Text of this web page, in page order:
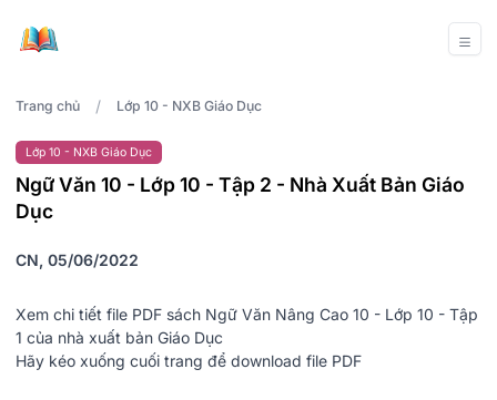
Trang chủ / Lớp 10 - NXB Giáo Dục
Lớp 10 - NXB Giáo Dục
Ngữ Văn 10 - Lớp 10 - Tập 2 - Nhà Xuất Bản Giáo
Dục
CN, 05/06/2022
Xem chi tiết file PDF sách Ngữ Văn Nâng Cao 10 - Lớp 10 - Tập
1 của nhà xuất bản Giáo Dục
Hãy kéo xuống cuối trang để download file PDF